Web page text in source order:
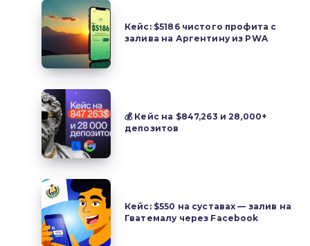
Кейс:
$5186
чистого
профита
залива
на
Аргентину
из
PWA
Кейс: $5186 чистого профита с
залива на Аргентину из PWA
💰
Кейс
на $847,263 и 28,000+
депозитов
💰 Кейс на $847,263 и 28,000+
депозитов
Кейс:
$550
на
суставах
Кейс: $550 на суставах — залив на
Гватемалу через Facebook